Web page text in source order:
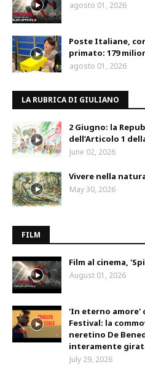
agosto 01, 2026
Poste Italiane,
primato: 179
agosto 01, 2026
LA RUBRICA DI GIULIANO
2 Giugno: la
dell’Articolo 1
June 02, 2026
Vivere nella
May 30, 2026
FILM
Film al cinema,
August 01, 2026
'In eterno amore'
Festival: la
neretino De
interamente
July 29, 2026